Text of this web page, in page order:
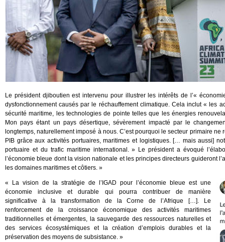
Le président djiboutien est intervenu pour illustrer les intérêts de l’«
dysfonctionnement causés par le réchauffement climatique. Cela inclut « les
sécurité maritime, les technologies de pointe telles que les énergies
Mon pays étant un pays désertique, sévèrement impacté par le
longtemps, naturellement imposé à nous. C’est pourquoi le secteur primaire
PIB grâce aux activités portuaires, maritimes et logistiques. [… mais aussi]
portuaire et du trafic maritime international. » Le président a évoqué
l’économie bleue dont la vision nationale et les principes directeurs guideront
les domaines maritimes et côtiers. »
« La vision de la stratégie de l’IGAD pour l’économie bleue est une
économie inclusive et durable qui pourra contribuer de manière
significative à la transformation de la Corne de l’Afrique […]. Le
renforcement de la croissance économique des activités maritimes
traditionnelles et émergentes, la sauvegarde des ressources naturelles et
des services écosystémiques et la création d’emplois durables et la
préservation des moyens de subsistance. »